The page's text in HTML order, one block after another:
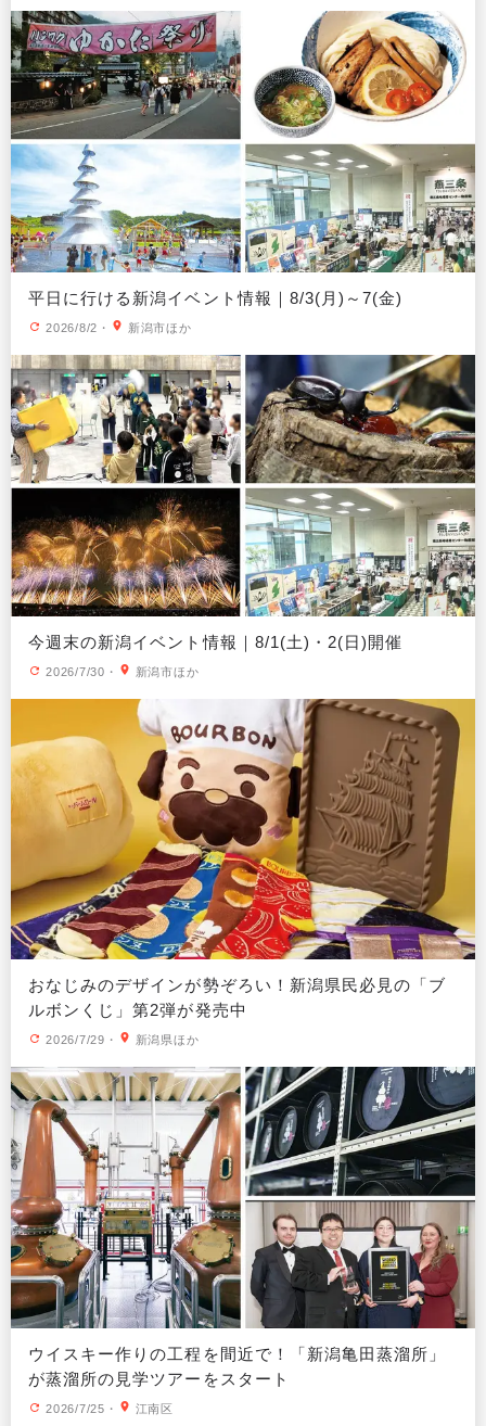
平日に行ける新潟イベント情報｜8/3(月)～7(金)
2026/8/2 ・ 新潟市ほか
今週末の新潟イベント情報｜8/1(土)・2(日)開催
2026/7/30 ・ 新潟市ほか
おなじみのデザインが勢ぞろい！新潟県民必見の「ブ
ルボンくじ」第2弾が発売中
2026/7/29 ・ 新潟県ほか
ウイスキー作りの工程を間近で！「新潟亀田蒸溜所」
が蒸溜所の見学ツアーをスタート
2026/7/25 ・ 江南区